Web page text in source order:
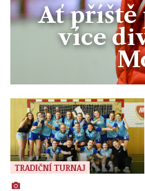
Ať příště
více
TRADIČNÍ TURNAJ